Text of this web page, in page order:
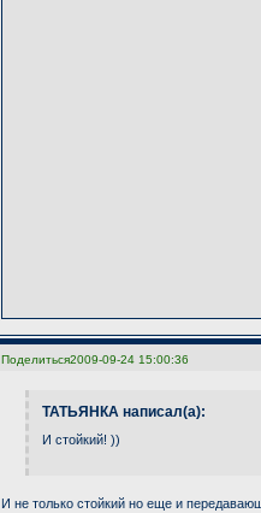
Поделиться2009-09-24 15:00:36
ТАТЬЯНКА написал(а):
И стойкий! ))
И не только стойкий но еще и